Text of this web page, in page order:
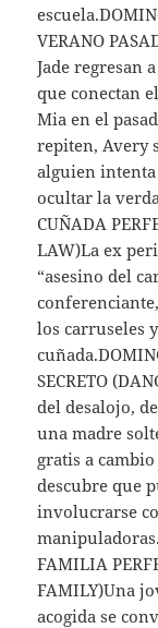
VERANO
Jade regresan
que conectan
Mia en el
repiten, Avery
alguien
ocultar la
CUÑADA
LAW)La ex
“asesino del
los carruseles
SECRETO
del desalojo,
una madre
gratis a
descubre que
involucrarse
FAMILIA
FAMILY)Una
acogida se